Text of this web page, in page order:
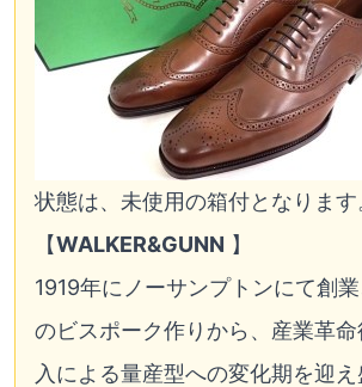
状態は、未使用の箱付となります
【WALKER&GUNN 】
1919年にノーサンプトンにて創
のビスポーク作りから、産業革
入による量産型への変化期を迎